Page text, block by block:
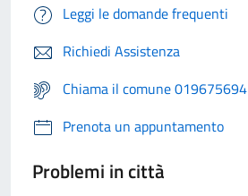
Leggi le domande frequenti
Richiedi Assistenza
Chiama il comune 019675694
Prenota un appuntamento
Problemi in città